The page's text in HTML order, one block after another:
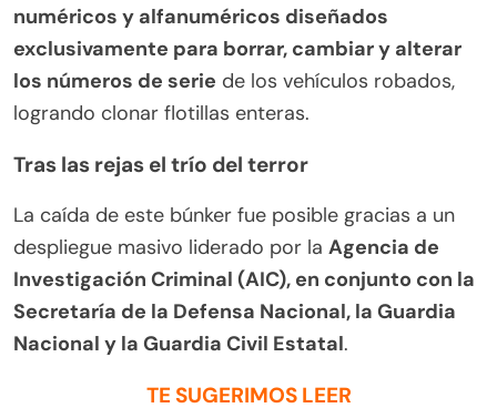
numéricos y alfanuméricos diseñados
exclusivamente para borrar, cambiar y alterar
los números de serie de los vehículos robados,
logrando clonar flotillas enteras.
Tras las rejas el trío del terror
La caída de este búnker fue posible gracias a un
despliegue masivo liderado por la Agencia de
Investigación Criminal (AIC), en conjunto con la
Secretaría de la Defensa Nacional, la Guardia
Nacional y la Guardia Civil Estatal.
TE SUGERIMOS LEER